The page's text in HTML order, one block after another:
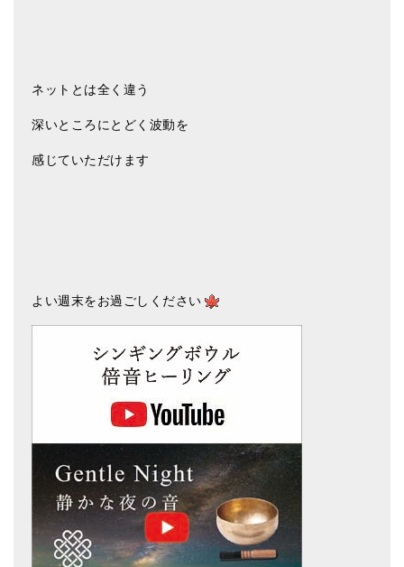
ネットとは全く違う
深いところにとどく波動を
感じていただけます
よい週末をお過ごしください